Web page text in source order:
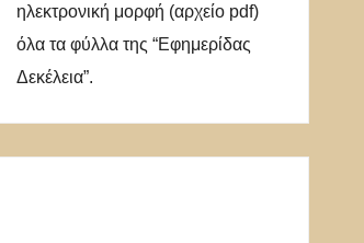
ηλεκτρονική μορφή (αρχείο pdf)
όλα τα φύλλα της “Εφημερίδας
Δεκέλεια”.